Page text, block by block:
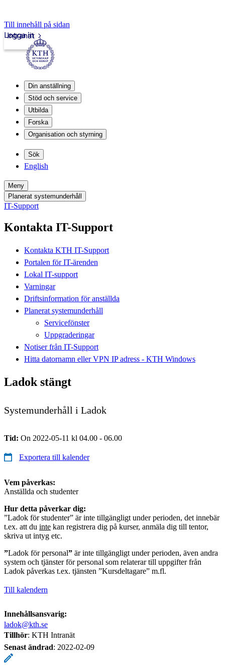
Till innehåll på sidan
Intranät
Logga in
Din anställning
Stöd och service
Utbilda
Forska
Organisation och styrning
Sök
English
Meny
Planerat systemunderhåll
IT-Support
Kontakta IT-Support
Kontakta KTH IT-Support
Portalen för IT-ärenden
Lokal IT-support
Varningar
Driftsinformation för anställda
Planerat systemunderhåll
Servicefönster
Uppgraderingar
Notiser från IT-Support
Hitta datornamn eller VPN IP adress - KTH Windows
Ladok stängt
Systemunderhåll i Ladok
Tid: On 2022-05-11 kl 04.00 - 06.00
Exportera till kalender
Vem påverkas:
Anställda och studenter
Hur detta påverkar dig:
”Ladok för studenter” är inte tillgängligt under perioden, det innebär
t.ex. att du inte kan registrera dig på kurser, anmäla dig till tentor,
skriva ut intyg etc.
”Ladok för personal” är inte tillgängligt under perioden, även andra
system och tjänster för personal som relaterar till uppgifter från
Ladok påverkas t.ex. tjänsten ”Kursdeltagare” m.fl.
Till kalendern
Innehållsansvarig:
ladok@kth.se
Tillhör: KTH Intranät
Senast ändrad: 2022-02-09